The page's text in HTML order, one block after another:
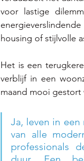
voor lastige
housing of stijlvolle
Het is een
verblijf in een
maand mooi gestort
Ja, leven in een
van alle
professionals